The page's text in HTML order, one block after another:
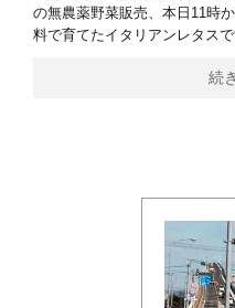
の無農薬野菜販売、本日11時
料で育てたイタリアンレタス
続